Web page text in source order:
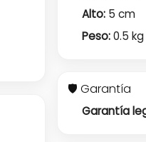
Alto: 5 cm
Peso:0.5 kg
🛡️ Garantía
Garantía